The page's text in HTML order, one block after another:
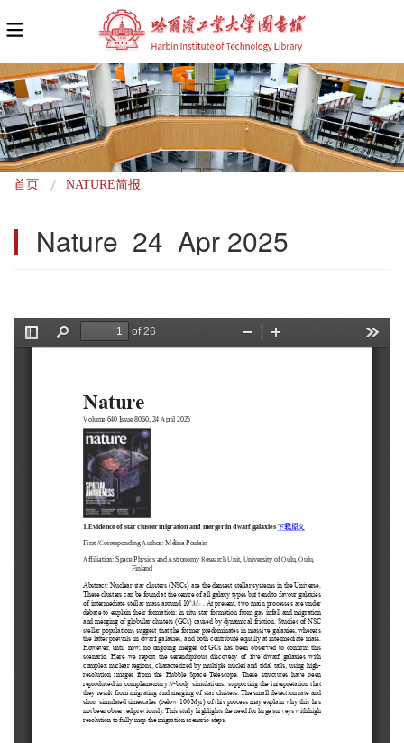
面
首页 NATURE简报
Nature  24  Apr 2025